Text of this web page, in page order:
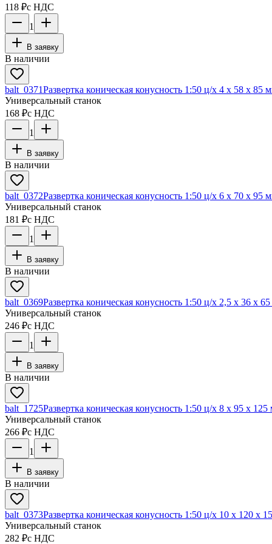
118 ₽с НДС
1
В заявку
В наличии
balt_0371Развертка коническая конусность 1:50 ц/х 4 х 58 х 85
Универсальный станок
168 ₽с НДС
1
В заявку
В наличии
balt_0372Развертка коническая конусность 1:50 ц/х 6 х 70 х 95
Универсальный станок
181 ₽с НДС
1
В заявку
В наличии
balt_0369Развертка коническая конусность 1:50 ц/х 2,5 х 36 х
Универсальный станок
246 ₽с НДС
1
В заявку
В наличии
balt_1725Развертка коническая конусность 1:50 ц/х 8 х 95 х
Универсальный станок
266 ₽с НДС
1
В заявку
В наличии
balt_0373Развертка коническая конусность 1:50 ц/х 10 х 120 х
Универсальный станок
282 ₽с НДС